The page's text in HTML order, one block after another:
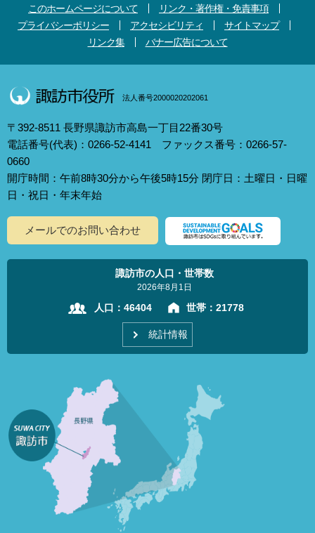
このホームページについて
リンク・著作権・免責事項
プライバシーポリシー
アクセシビリティ
サイトマップ
リンク集
バナー広告について
法人番号2000020202061
〒392-8511 長野県諏訪市高島一丁目22番30号
電話番号(代表)：0266-52-4141 ファックス番号：0266-57-
0660
開庁時間：午前8時30分から午後5時15分 閉庁日：土曜日・日曜
日・祝日・年末年始
メールでのお問い合わせ
諏訪市の人口・世帯数
2026年8月1日
人口： 46404 世帯： 21778
統計情報